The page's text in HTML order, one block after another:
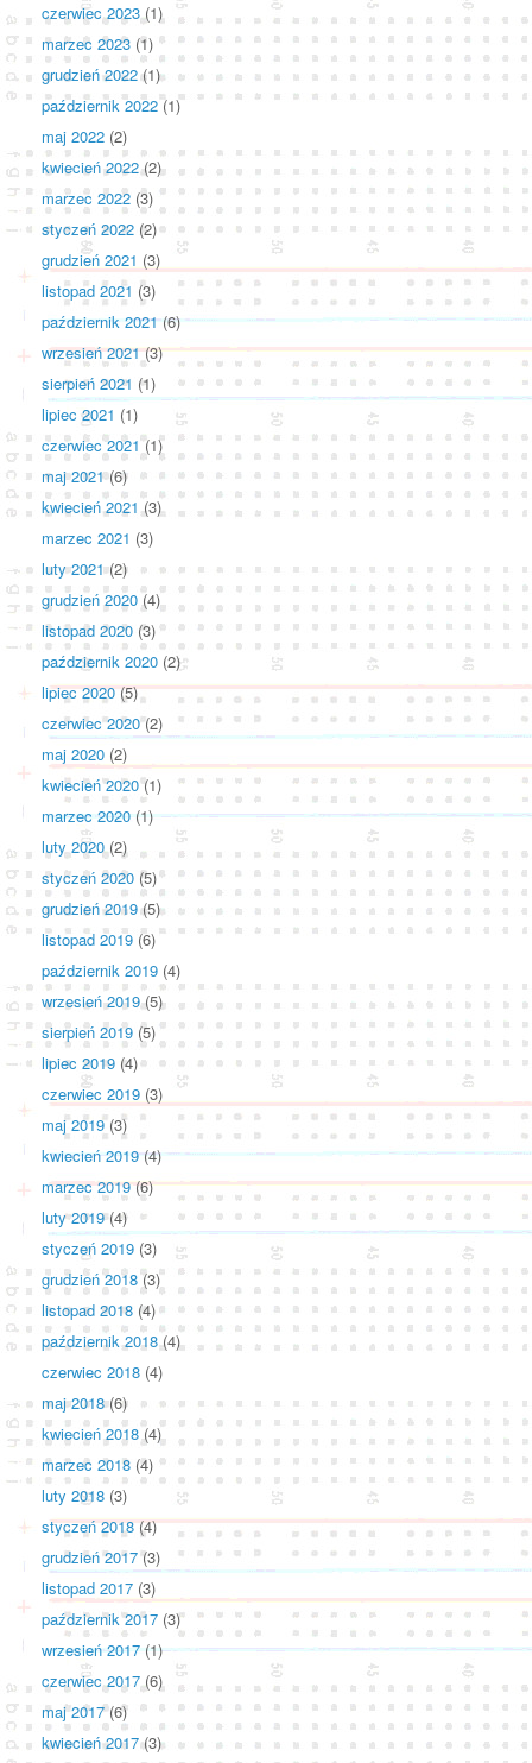
czerwiec 2023(1)
marzec 2023 (1)
grudzień 2022(1)
październik 2022(1)
maj 2022 (2)
kwiecień 2022(2)
marzec 2022 (3)
styczeń 2022 (2)
grudzień 2021 (3)
listopad 2021 (3)
październik 2021 (6)
wrzesień 2021 (3)
sierpień 2021 (1)
lipiec 2021 (1)
czerwiec 2021(1)
maj 2021(6)
kwiecień 2021 (3)
marzec 2021 (3)
luty 2021(2)
grudzień 2020(4)
listopad 2020 (3)
październik 2020 (2)
lipiec 2020(5)
czerwiec 2020(2)
maj 2020 (2)
kwiecień 2020(1)
marzec 2020(1)
luty 2020(2)
styczeń 2020 (5)
grudzień 2019(5)
listopad 2019 (6)
październik 2019 (4)
wrzesień 2019(5)
sierpień 2019 (5)
lipiec 2019 (4)
czerwiec 2019 (3)
maj 2019(3)
kwiecień 2019 (4)
marzec 2019(6)
luty 2019(4)
styczeń 2019 (3)
grudzień 2018(3)
listopad 2018 (4)
październik 2018(4)
czerwiec 2018 (4)
maj 2018(6)
kwiecień 2018(4)
marzec 2018 (4)
luty 2018 (3)
styczeń 2018(4)
grudzień 2017(3)
listopad 2017 (3)
październik 2017 (3)
wrzesień 2017(1)
czerwiec 2017(6)
maj 2017(6)
kwiecień 2017(3)